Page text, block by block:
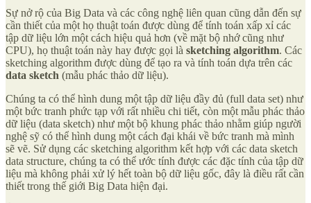
Sự nở rộ của Big Data và các công nghệ liên quan cũng dẫn đến sự
cần thiết của một họ thuật toán được dùng để tính toán xấp xỉ các
tập dữ liệu lớn một cách hiệu quả hơn (về mặt bộ nhớ cũng như
CPU), họ thuật toán này hay được gọi là sketching algorithm. Các
sketching algorithm được dùng để tạo ra và tính toán dựa trên các
data sketch (mẫu phác thảo dữ liệu).
Chúng ta có thể hình dung một tập dữ liệu đầy đủ (full data set) như
một bức tranh phức tạp với rất nhiều chi tiết, còn một mẫu phác thảo
dữ liệu (data sketch) như một bộ khung phác thảo nhằm giúp người
nghệ sỹ có thể hình dung một cách đại khái về bức tranh mà mình
sẽ vẽ. Sử dụng các sketching algorithm kết hợp với các data sketch
data structure, chúng ta có thể ước tính được các đặc tính của tập dữ
liệu mà không phải xử lý hết toàn bộ dữ liệu gốc, đây là điều rất cần
thiết trong thế giới Big Data hiện đại.